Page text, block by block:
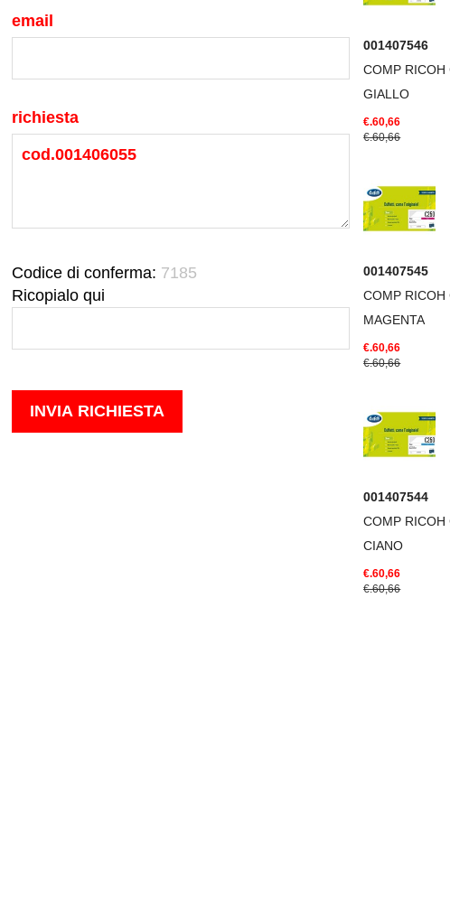
email
richiesta
Codice di conferma: 7185
Ricopialo qui
001407546
COMP RICOH
GIALLO
€.60,66
€.60,66
001407545
COMP RICOH
MAGENTA
€.60,66
€.60,66
001407544
COMP RICOH
CIANO
€.60,66
€.60,66